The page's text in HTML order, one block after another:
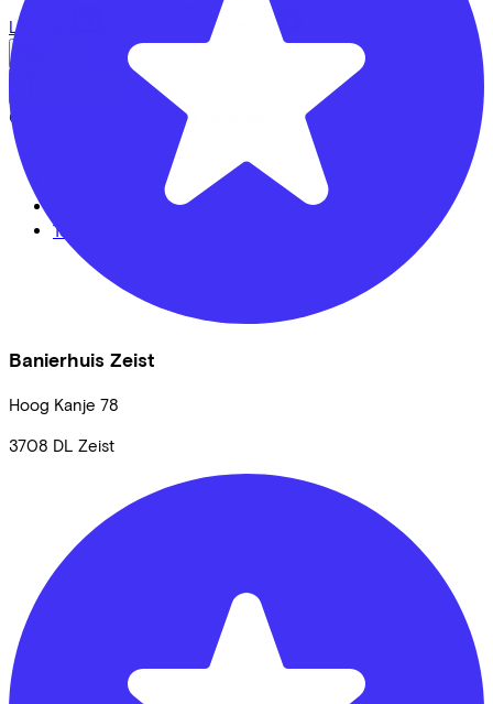
Banierhuis Zeist
Hoog Kanje 78
3708 DL Zeist
LinkedIn Facebook
© Lease a Bike. All Rights Reserved.
Privacy statement
Cookie statement
Cookie settings
Terms of use